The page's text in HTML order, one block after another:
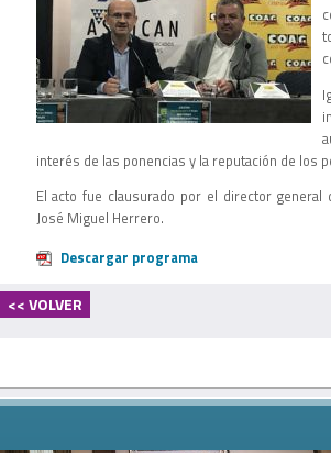
interés de las ponencias y la reputación de los
El acto fue clausurado por el director
José Miguel Herrero.
Descargar programa
<< VOLVER